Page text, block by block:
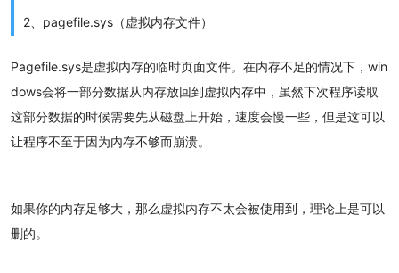
2、pagefile.sys（虚拟内存文件）
Pagefile.sys是虚拟内存的临时页面文件。在内存不足的情况下，win
dows会将一部分数据从内存放回到虚拟内存中，虽然下次程序读取
这部分数据的时候需要先从磁盘上开始，速度会慢一些，但是这可以
让程序不至于因为内存不够而崩溃。
如果你的内存足够大，那么虚拟内存不太会被使用到，理论上是可以
删的。